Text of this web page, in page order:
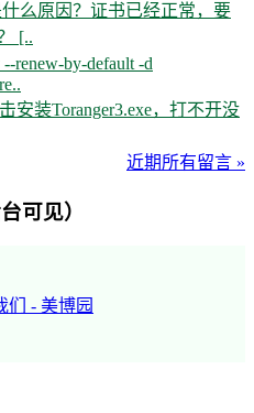
么原因？证书已经正常，要
[..
renew-by-default -d
安装Toranger3.exe，打不开没
近期所有留言 »
可见）
们 - 美博园